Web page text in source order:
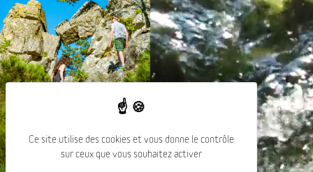
Ce site utilise des cookies et vous donne le contrôle
sur ceux que vous souhaitez activer